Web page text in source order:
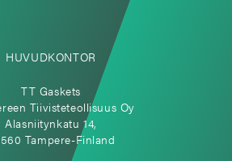
HUVUDKONTOR
TT Gaskets
Tiivisteteollisuus Oy
Alasniitynkatu 14,
Tampere-Finland